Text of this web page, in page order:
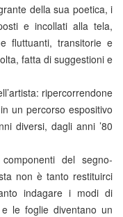
della sua poetica, i
e incollati alla tela,
fluttuanti, transitorie e
fatta di suggestioni e
ripercorrendone
un percorso espositivo
diversi, dagli anni ’80
del segno-
non è tanto restituirci
indagare i modi di
e le foglie diventano un